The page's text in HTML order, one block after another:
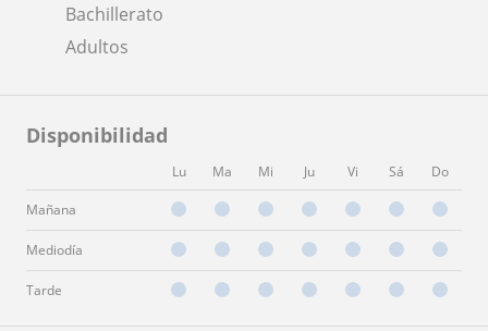
Bachillerato
Adultos
Disponibilidad
Lu Ma Mi Ju Vi Sá Do
Mañana
Mediodía
Tarde